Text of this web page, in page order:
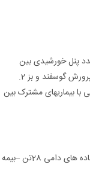
در مناطق فرهادی، خرید لوله و تانکر و توزیع بین عشایر، توزیع پلاستیک و 3 تخته چادر و 7 عدد پنل خورشیدی بین
عشایر، توزیع پلاستیک و 3 تخته چادر و 7 عدد پنل خورشیدی بین عشایر، دوره آموزشی با عناوین: 1. اصول پرورش گوسفند و بز 2.
با بیماریهای مشترک بین
توزیع جو 120تن –سبوس 52تن –کنسانتره 60تن – توزیع سیلندر گاز 500عدد-ارد 48تن –ذرت 45تن –سایرنهاده های دامی 28تن –بیمه